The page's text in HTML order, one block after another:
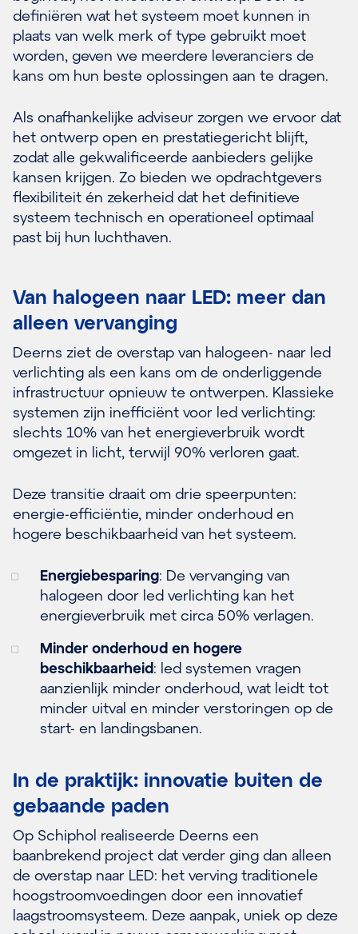
definiëren wat het systeem moet kunnen in
plaats van welk merk of type gebruikt moet
worden, geven we meerdere leveranciers de
kans om hun beste oplossingen aan te dragen.
Als onafhankelijke adviseur zorgen we ervoor dat
het ontwerp open en prestatiegericht blijft,
zodat alle gekwalificeerde aanbieders gelijke
kansen krijgen. Zo bieden we opdrachtgevers
flexibiliteit én zekerheid dat het definitieve
systeem technisch en operationeel optimaal
past bij hun luchthaven.
Van halogeen naar LED: meer dan
alleen vervanging
Deerns ziet de overstap van halogeen- naar led
verlichting als een kans om de onderliggende
infrastructuur opnieuw te ontwerpen. Klassieke
systemen zijn inefficiënt voor led verlichting:
slechts 10% van het energieverbruik wordt
omgezet in licht, terwijl 90% verloren gaat.
Deze transitie draait om drie speerpunten:
energie-efficiëntie, minder onderhoud en
hogere beschikbaarheid van het systeem.
Energiebesparing: De vervanging van
halogeen door led verlichting kan het
energieverbruik met circa 50% verlagen.
Minder onderhoud en hogere
beschikbaarheid: led systemen vragen
aanzienlijk minder onderhoud, wat leidt tot
minder uitval en minder verstoringen op de
start- en landingsbanen.
In de praktijk: innovatie buiten de
gebaande paden
Op Schiphol realiseerde Deerns een
baanbrekend project dat verder ging dan alleen
de overstap naar LED: het verving traditionele
hoogstroomvoedingen door een innovatief
laagstroomsysteem. Deze aanpak, uniek op deze